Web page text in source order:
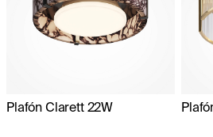
Plafón Clarett 22W